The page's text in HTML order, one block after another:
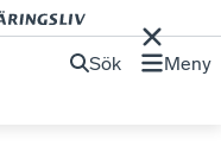
Sök Meny